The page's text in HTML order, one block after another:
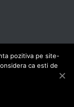
pozitiva pe site-
ca esti de